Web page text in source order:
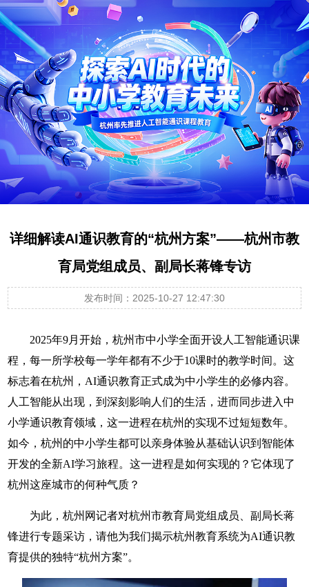
详细解读AI通识教育的“杭州方案”——杭州市教
育局党组成员、副局长蒋锋专访
发布时间：2025-10-27 12:47:30
2025年9月开始，杭州市中小学全面开设人工智能通识课
程，每一所学校每一学年都有不少于10课时的教学时间。这
标志着在杭州，AI通识教育正式成为中小学生的必修内容。
人工智能从出现，到深刻影响人们的生活，进而同步进入中
小学通识教育领域，这一进程在杭州的实现不过短短数年。
如今，杭州的中小学生都可以亲身体验从基础认识到智能体
开发的全新AI学习旅程。这一进程是如何实现的？它体现了
杭州这座城市的何种气质？
为此，杭州网记者对杭州市教育局党组成员、副局长蒋
锋进行专题采访，请他为我们揭示杭州教育系统为AI通识教
育提供的独特“杭州方案”。